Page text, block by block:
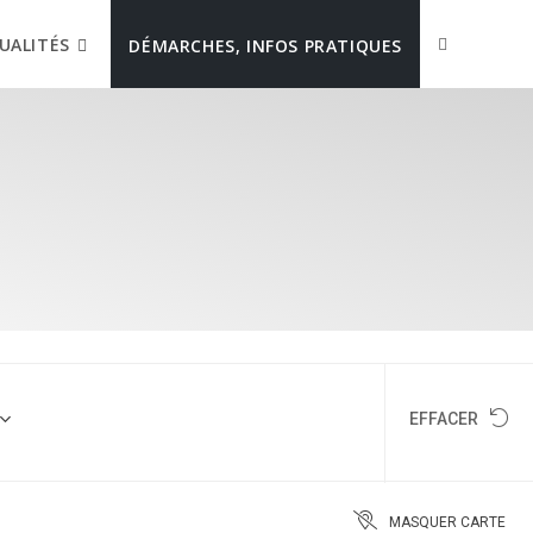
DÉMARCHES, INFOS PRATIQUES
EFFACER
MASQUER CARTE